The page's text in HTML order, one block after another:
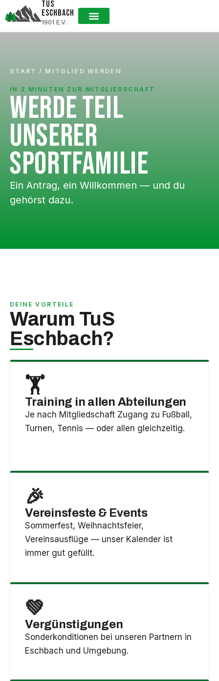
TUS
ESCHBACH
1901 E.V.
START / MITGLIED WERDEN
IN 3 MINUTEN ZUR MITGLIEDSCHAFT
WERDE TEIL
UNSERER
SPORTFAMILIE
Ein Antrag, ein Willkommen — und du
gehörst dazu.
DEINE VORTEILE
Warum TuS
Eschbach?
🏋️
Training in allen Abteilungen
Je nach Mitgliedschaft Zugang zu Fußball,
Turnen, Tennis — oder allen gleichzeitig.
🎉
Vereinsfeste & Events
Sommerfest, Weihnachtsfeier,
Vereinsausflüge — unser Kalender ist
immer gut gefüllt.
💚
Vergünstigungen
Sonderkonditionen bei unseren Partnern in
Eschbach und Umgebung.